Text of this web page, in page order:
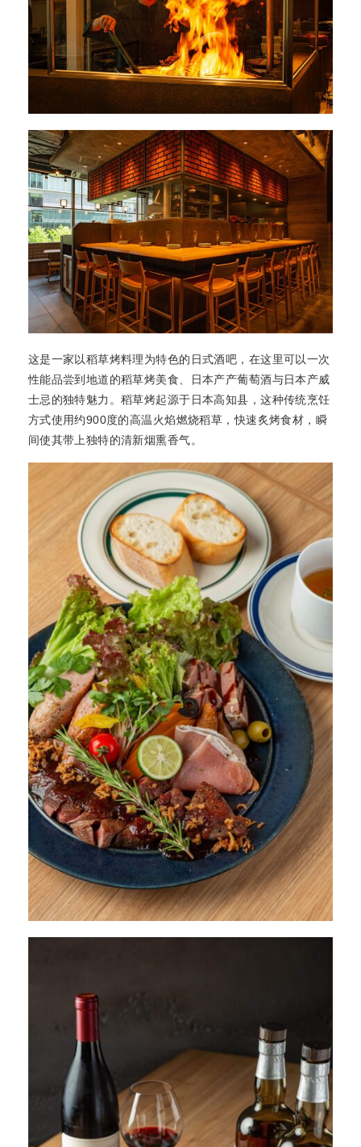
这是一家以稻草烤料理为特色的日式酒吧，在这里可以一次
性能品尝到地道的稻草烤美食、日本产产葡萄酒与日本产威
士忌的独特魅力。稻草烤起源于日本高知县，这种传统烹饪
方式使用约900度的高温火焰燃烧稻草，快速炙烤食材，瞬
间使其带上独特的清新烟熏香气。